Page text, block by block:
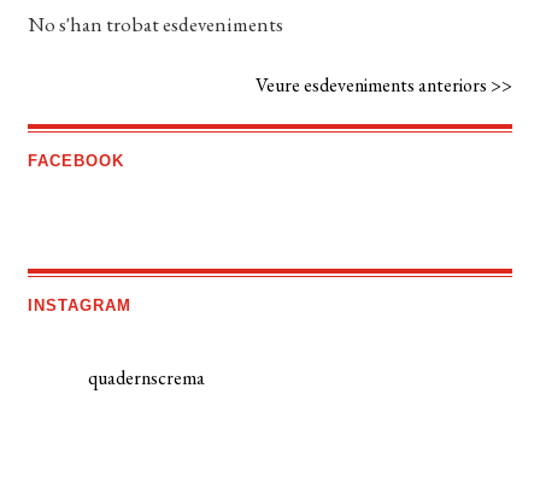
No s'han trobat esdeveniments
Veure esdeveniments anteriors >>
FACEBOOK
INSTAGRAM
quadernscrema